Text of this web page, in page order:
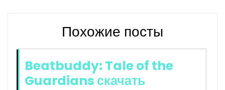
Похожие посты
Beatbuddy: Tale of the
Guardians скачать